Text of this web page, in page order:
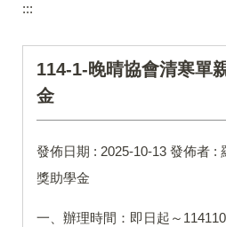
:::
114-1-晚晴協會清寒單
金
發佈日期 : 2025-10-13 發佈者 :
獎助學金
一、辦理時間：即日起～